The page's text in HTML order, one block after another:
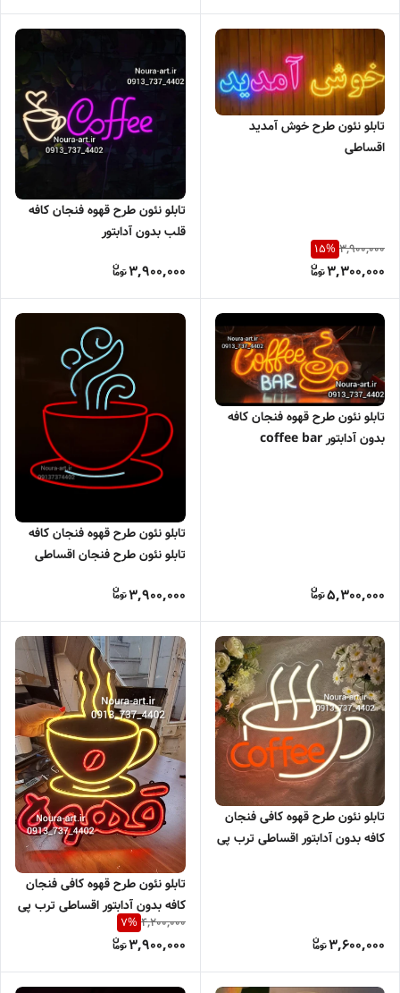
تابلو نئون طرح خوش آمدید
اقساطی
3,900,000
15%
3,300,000
تابلو نئون طرح قهوه فنجان کافه
قلب بدون آدابتور
3,900,000
تابلو نئون طرح قهوه فنجان کافه
بدون آدابتور coffee bar
5,300,000
تابلو نئون طرح قهوه فنجان کافه
تابلو نئون طرح فنجان اقساطی
3,900,000
تابلو نئون طرح قهوه کافی فنجان
کافه بدون آدابتور اقساطی ترب پی
3,600,000
تابلو نئون طرح قهوه کافی فنجان
کافه بدون آدابتور اقساطی ترب پی
اسنپ پی
4,200,000
7%
3,900,000